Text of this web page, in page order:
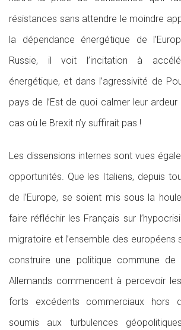
résistances sans attendre le moindre
la dépendance énergétique de
Russie, il voit l’incitation à
énergétique, et dans l’agressivité de
pays de l’Est de quoi calmer leur
cas où le Brexit n’y suffirait pas !
Les dissensions internes sont vues
opportunités. Que les Italiens, depuis
de l’Europe, se soient mis sous la
faire réfléchir les Français sur
migratoire et l’ensemble des européens
construire une politique commune de
Allemands commencent à percevoir
forts excédents commerciaux hors
soumis aux turbulences